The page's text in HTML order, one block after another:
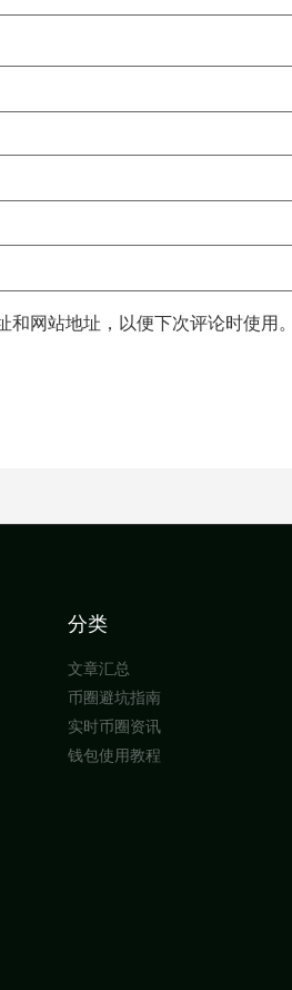
和网站地址，以便下次评论时使用
分类
文章汇总
币圈避坑指南
实时币圈资讯
钱包使用教程